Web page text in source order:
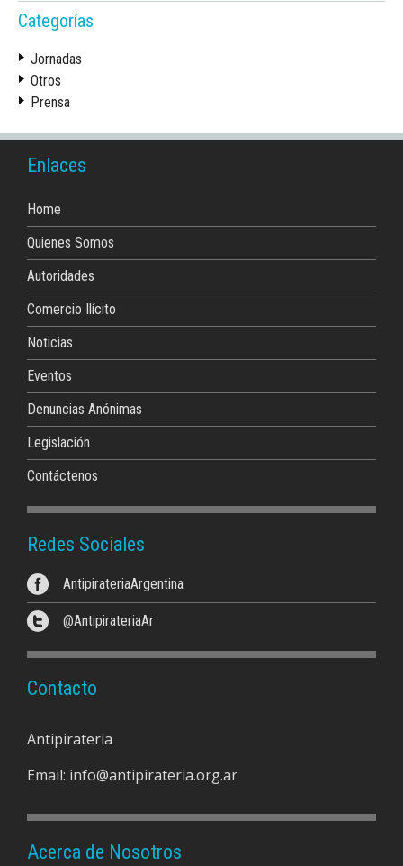
Categorías
Jornadas
Otros
Prensa
Enlaces
Home
Quienes Somos
Autoridades
Comercio Ilícito
Noticias
Eventos
Denuncias Anónimas
Legislación
Contáctenos
Redes Sociales
AntipirateriaArgentina
@AntipirateriaAr
Contacto
Antipirateria
Email: info@antipirateria.org.ar
Acerca de Nosotros